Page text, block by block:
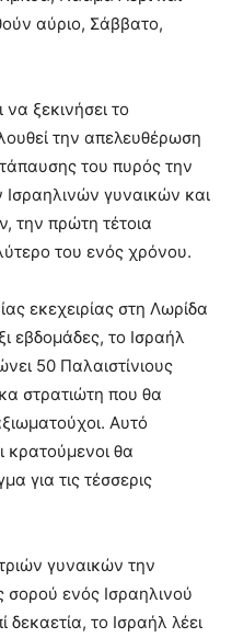
αύριο, Σάββατο,
ξεκινήσει το
την απελευθέρωση
του πυρός την
Ισραηλινών γυναικών και
την πρώτη τέτοια
του ενός χρόνου.
εκεχειρίας στη Λωρίδα
εβδομάδες, το Ισραήλ
50 Παλαιστίνιους
στρατιώτη που θα
Αυτό
κρατούμενοι θα
για τις τέσσερις
γυναικών την
σορού ενός Ισραηλινού
το Ισραήλ λέει